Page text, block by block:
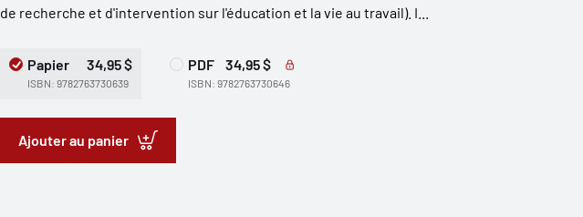
de recherche et d'intervention sur l'éducation et la vie au travail). I...
Papier 34,95 $
ISBN: 9782763730639
PDF 34,95 $
ISBN: 9782763730646
Ajouter au panier